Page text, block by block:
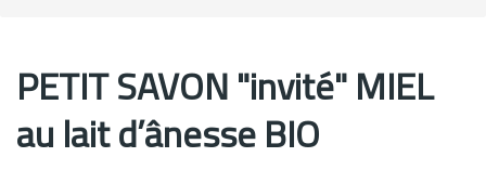
PETIT SAVON "invité" MIEL
au lait d’ânesse BIO